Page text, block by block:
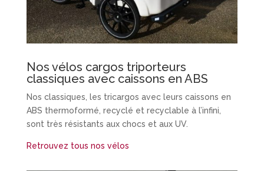
Nos vélos cargos triporteurs
classiques avec caissons en ABS
Nos classiques, les tricargos avec leurs caissons en
ABS thermoformé, recyclé et recyclable à l’infini,
sont très résistants aux chocs et aux UV.
Retrouvez tous nos vélos